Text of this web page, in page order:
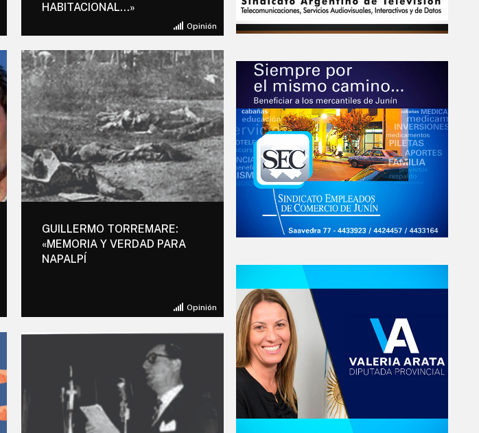
Opinión
HABITACIONAL…»
Opinión
GUILLERMO TORREMARE:
«MEMORIA Y VERDAD PARA
NAPALPÍ